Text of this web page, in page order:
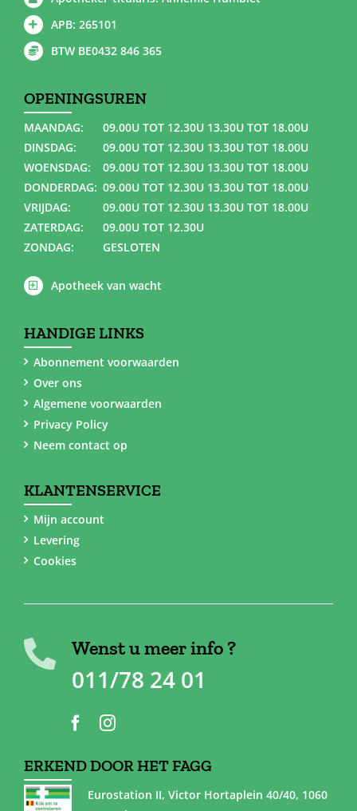
APB: 265101
BTW BE0432 846 365
OPENINGSUREN
MAANDAG:
09.00U TOT 12.30U 13.30U TOT 18.00U
DINSDAG:
09.00U TOT 12.30U 13.30U TOT 18.00U
WOENSDAG:
09.00U TOT 12.30U 13.30U TOT 18.00U
DONDERDAG: 09.00U TOT 12.30U 13.30U TOT 18.00U
VRIJDAG:
09.00U TOT 12.30U 13.30U TOT 18.00U
ZATERDAG:
09.00U TOT 12.30U
ZONDAG:
GESLOTEN
Apotheek van wacht
HANDIGE LINKS
Abonnement voorwaarden
Over ons
Algemene voorwaarden
Privacy Policy
Neem contact op
KLANTENSERVICE
Mijn account
Levering
Cookies
Wenst u meer info ?
011/78 24 01
ERKEND DOOR HET FAGG
Eurostation II, Victor Hortaplein 40/40, 1060